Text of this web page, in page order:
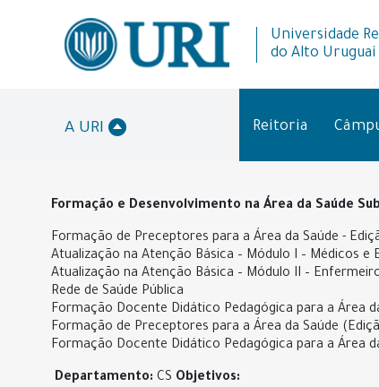
Universidade
do Alto Uruguai
A URI Reitoria
Formação e Desenvolvimento na Área da Saúde
Formação de Preceptores para a Área da Saúde -
Atualização na Atenção Básica – Módulo I – Médicos e
Atualização na Atenção Básica – Módulo II –
Rede de Saúde Pública
Formação Docente Didático Pedagógica para a Área
Formação de Preceptores para a Área da Saúde
Formação Docente Didático Pedagógica para a Área
Departamento: CS Objetivos: